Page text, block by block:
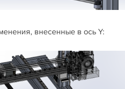
внесенные в ось Y: